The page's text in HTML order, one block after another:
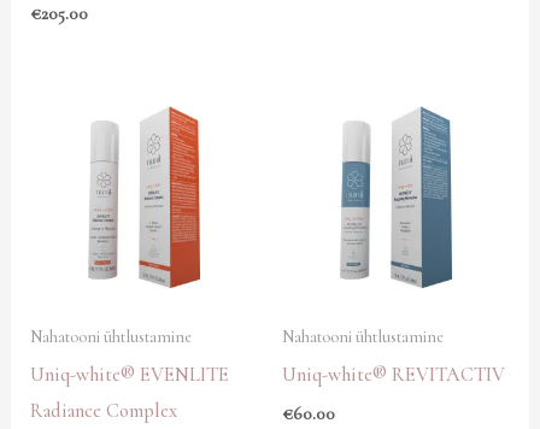
€205.00
Nahatooni ühtlustamine
Uniq-white® EVENLITE
Radiance Complex
Nahatooni ühtlustamine
Uniq-white® REVITACTIV
€60.00